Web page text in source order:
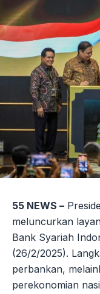
55 NEWS –
meluncurkan
Bank Syariah
(26/2/2025).
perbankan,
perekonomian